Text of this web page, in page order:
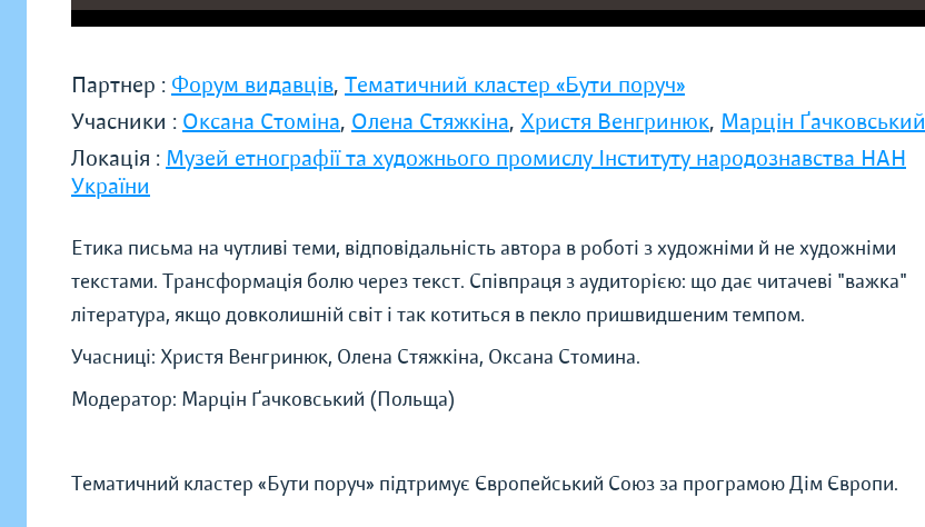
Партнер : Форум видавців, Тематичний кластер «Бути поруч»
Учасники : Оксана Стоміна, Олена Стяжкіна, Христя Венгринюк, Марцін Ґачковський
Локація : Музей етнографії та художнього промислу Інституту народознавства НАН
України
Етика письма на чутливі теми, відповідальність автора в роботі з художніми й не художніми
текстами. Трансформація болю через текст. Співпраця з аудиторією: що дає читачеві "важка"
література, якщо довколишній світ і так котиться в пекло пришвидшеним темпом.
Учасниці: Христя Венгринюк, Олена Стяжкіна, Оксана Стомина.
Модератор: Марцін Ґачковський (Польща)
Тематичний кластер «Бути поруч» підтримує Європейський Союз за програмою Дім Європи.